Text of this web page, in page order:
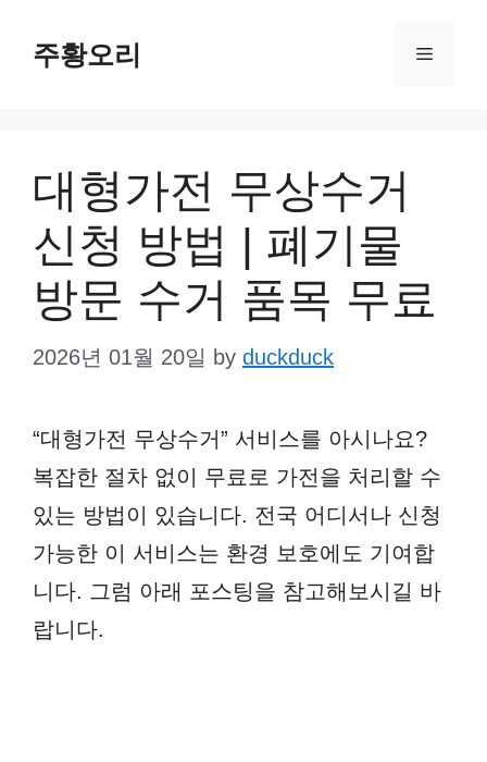
주황오리 Menu
대형가전 무상수거
신청 방법 | 폐기물
방문 수거 품목 무료
2026년 01월 20일 by duckduck
“대형가전 무상수거” 서비스를 아시나요?
복잡한 절차 없이 무료로 가전을 처리할 수
있는 방법이 있습니다. 전국 어디서나 신청
가능한 이 서비스는 환경 보호에도 기여합
니다. 그럼 아래 포스팅을 참고해보시길 바
랍니다.